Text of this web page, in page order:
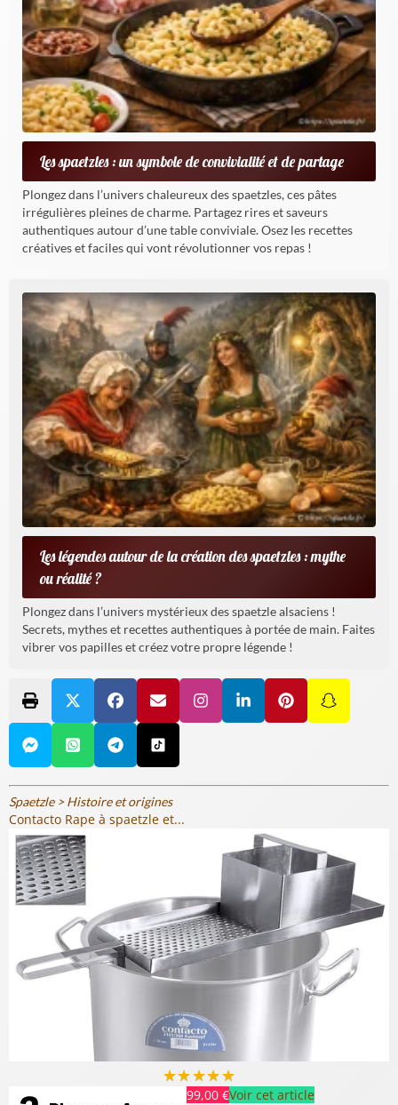
Les spaetzles : un symbole de convivialité et de partage
Plongez dans l’univers chaleureux des spaetzles, ces pâtes
irrégulières pleines de charme. Partagez rires et saveurs
authentiques autour d’une table conviviale. Osez les recettes
créatives et faciles qui vont révolutionner vos repas !
Les légendes autour de la création des spaetzles : mythe
ou réalité ?
Plongez dans l’univers mystérieux des spaetzle alsaciens !
Secrets, mythes et recettes authentiques à portée de main. Faites
vibrer vos papilles et créez votre propre légende !
Spaetzle >Histoire et origines
Contacto Rape à spaetzle et...
★★★★★
99,00 €Voir cet article